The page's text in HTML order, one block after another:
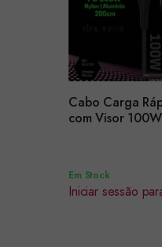
Cabo Carga
com Visor
Encomendar
Em Stock
Iniciar sessão